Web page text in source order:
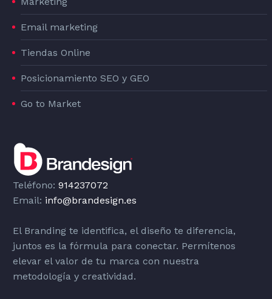
Email marketing
Tiendas Online
Posicionamiento SEO y GEO
Go to Market
Teléfono: 914237072
Email: info@brandesign.es
El Branding te identifica, el diseño te diferencia,
juntos es la fórmula para conectar. Permítenos
elevar el valor de tu marca con nuestra
metodología y creatividad.